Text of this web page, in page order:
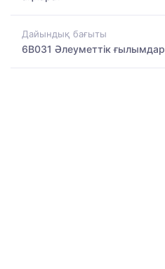
Дайындық бағыты
6B031 Әлеуметтік ғылымдар